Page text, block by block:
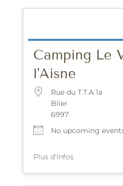
Camping Le
l'Aisne
Rue du T.T.A 1a
Blier
6997
No upcoming
Plus d’Infos